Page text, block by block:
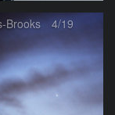
Brooks 4/19